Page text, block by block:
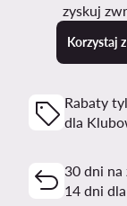
zyskuj
Korzystaj
Rabaty
dla
30 dni
14 dni